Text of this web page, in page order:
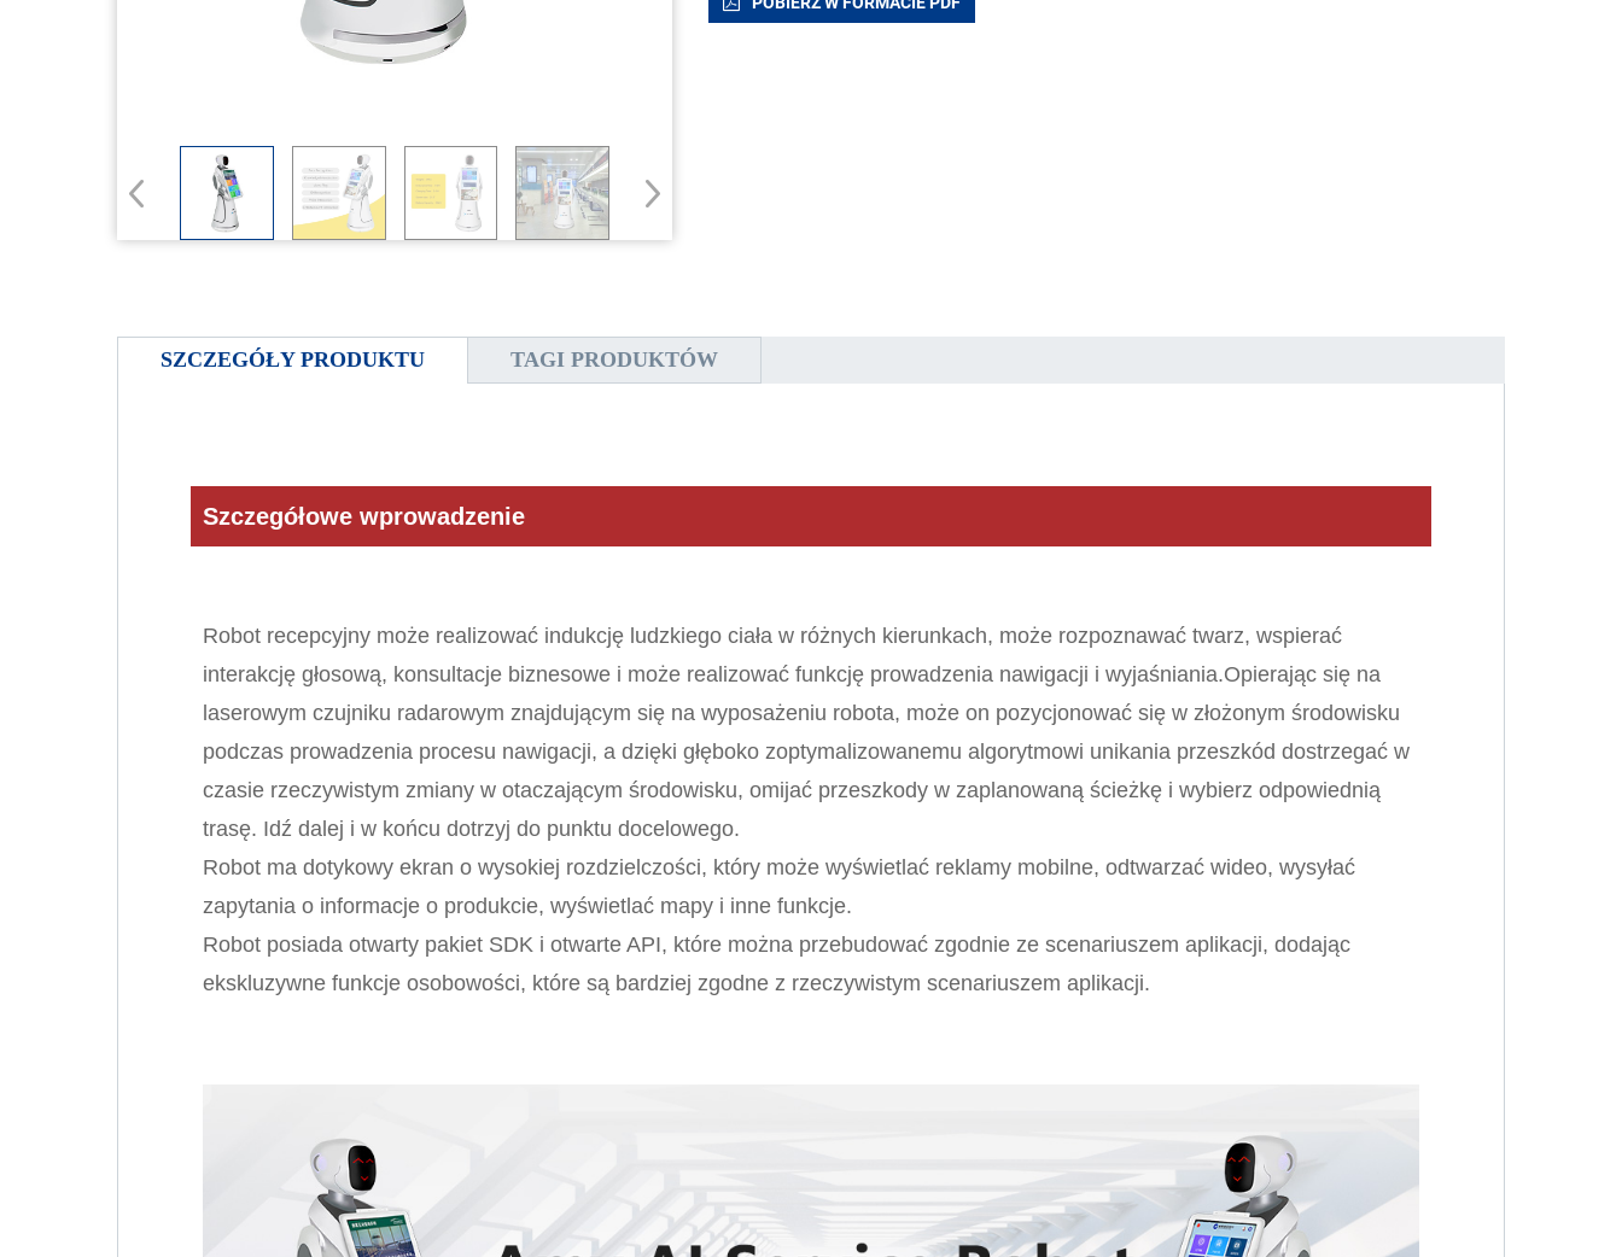
SZCZEGÓŁY PRODUKTU TAGI PRODUKTÓW
Szczegółowe wprowadzenie
Robot recepcyjny może realizować indukcję ludzkiego ciała w różnych kierunkach, może rozpoznawać twarz, wspierać
interakcję głosową, konsultacje biznesowe i może realizować funkcję prowadzenia nawigacji i wyjaśniania.Opierając się na
laserowym czujniku radarowym znajdującym się na wyposażeniu robota, może on pozycjonować się w złożonym środowisku
podczas prowadzenia procesu nawigacji, a dzięki głęboko zoptymalizowanemu algorytmowi unikania przeszkód dostrzegać w
czasie rzeczywistym zmiany w otaczającym środowisku, omijać przeszkody w zaplanowaną ścieżkę i wybierz odpowiednią
trasę. Idź dalej i w końcu dotrzyj do punktu docelowego.
Robot ma dotykowy ekran o wysokiej rozdzielczości, który może wyświetlać reklamy mobilne, odtwarzać wideo, wysyłać
zapytania o informacje o produkcie, wyświetlać mapy i inne funkcje.
Robot posiada otwarty pakiet SDK i otwarte API, które można przebudować zgodnie ze scenariuszem aplikacji, dodając
ekskluzywne funkcje osobowości, które są bardziej zgodne z rzeczywistym scenariuszem aplikacji.